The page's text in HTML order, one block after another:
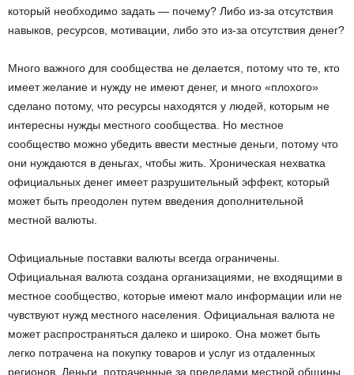
который необходимо задать — почему? Либо из-за отсутствия
навыков, ресурсов, мотивации, либо это из-за отсутствия денег?
Много важного для сообщества не делается, потому что те, кто
имеет желание и нужду не имеют денег, и много «плохого»
сделано потому, что ресурсы находятся у людей, которым не
интересны нужды местного сообщества. Но местное
сообщество можно убедить ввести местные деньги, потому что
они нуждаются в деньгах, чтобы жить. Хроническая нехватка
официальных денег имеет разрушительный эффект, который
может быть преодолен путем введения дополнительной
местной валюты.
Официальные поставки валюты всегда ограничены.
Официальная валюта создана организациями, не входящими в
местное сообщество, которые имеют мало информации или не
чувствуют нужд местного населения. Официальная валюта не
может распространяться далеко и широко. Она может быть
легко потрачена на покупку товаров и услуг из отдаленных
регионов. Деньги, потраченные за пределами местной общины